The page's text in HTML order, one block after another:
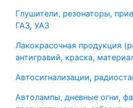
Глушители, резонаторы,
ГАЗ, УАЗ
Лакокрасочная продукция
антигравий, краска,
Автосигнализации,
Автолампы, дневные огни,